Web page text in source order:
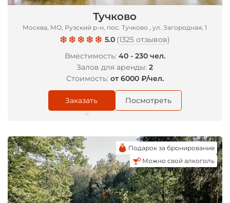
Тучково
Москва, МО, Рузский р-н, пос. Тучково , ул. Загородная, 1
5.0 (1325 отзывов)
Вместимость: 40 - 230 чел.
Залов для аренды:2
Стоимость: от 6000 ₽/чел.
Заказать Посмотреть
Подарок за бронирование
Можно свой алкоголь
*